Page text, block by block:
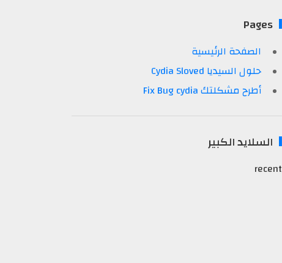
Pages
الصفحة الرئيسية
حلول السيديا Cydia Sloved
أطرح مشكلتك Fix Bug cydia
السلايد الكبير
recent